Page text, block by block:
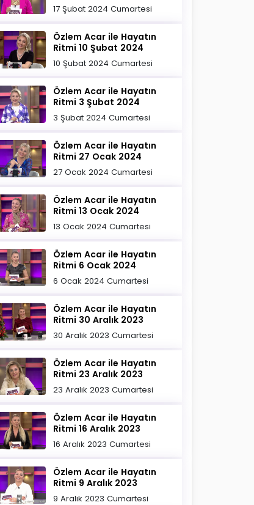
17 Şubat 2024 Cumartesi
Özlem Acar ile Hayatın
Ritmi 10 Şubat 2024
10 Şubat 2024 Cumartesi
Özlem Acar ile Hayatın
Ritmi 3 Şubat 2024
3 Şubat 2024 Cumartesi
Özlem Acar ile Hayatın
Ritmi 27 Ocak 2024
27 Ocak 2024 Cumartesi
Özlem Acar ile Hayatın
Ritmi 13 Ocak 2024
13 Ocak 2024 Cumartesi
Özlem Acar ile Hayatın
Ritmi 6 Ocak 2024
6 Ocak 2024 Cumartesi
Özlem Acar ile Hayatın
Ritmi 30 Aralık 2023
30 Aralık 2023 Cumartesi
Özlem Acar ile Hayatın
Ritmi 23 Aralık 2023
23 Aralık 2023 Cumartesi
Özlem Acar ile Hayatın
Ritmi 16 Aralık 2023
16 Aralık 2023 Cumartesi
Özlem Acar ile Hayatın
Ritmi 9 Aralık 2023
9 Aralık 2023 Cumartesi